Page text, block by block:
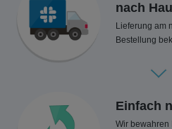
nach
Lieferung am
Bestellung
Einfach
Wir bewahren